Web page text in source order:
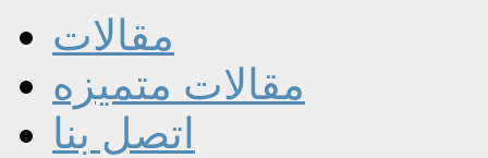
مقالات
مقالات متميزه
اتصل بنا